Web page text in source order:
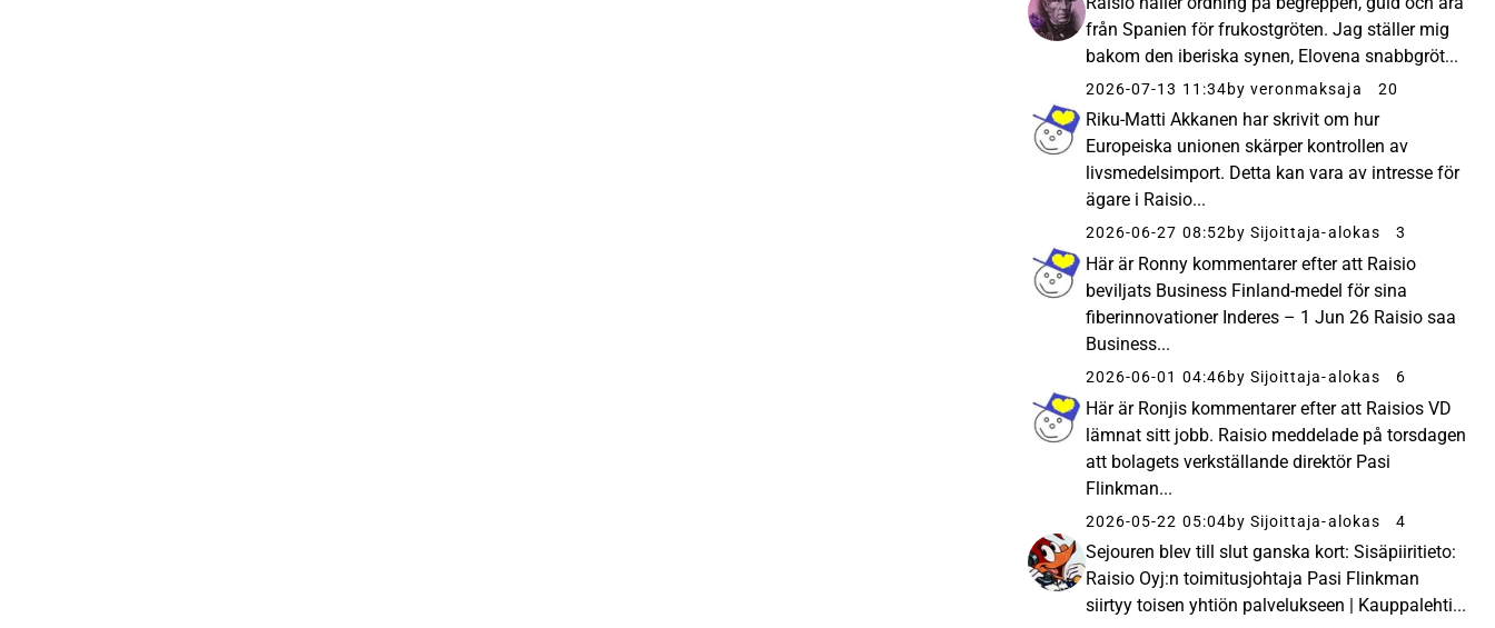
från Spanien för frukostgröten. Jag ställer mig
bakom den iberiska synen, Elovena snabbgröt...
2026-07-13 11:34by veronmaksaja 20
Riku-Matti Akkanen har skrivit om hur
Europeiska unionen skärper kontrollen av
livsmedelsimport. Detta kan vara av intresse för
ägare i Raisio...
2026-06-27 08:52by Sijoittaja-alokas 3
Här är Ronny kommentarer efter att Raisio
beviljats Business Finland-medel för sina
fiberinnovationer Inderes – 1 Jun 26 Raisio saa
Business...
2026-06-01 04:46by Sijoittaja-alokas 6
Här är Ronjis kommentarer efter att Raisios VD
lämnat sitt jobb. Raisio meddelade på torsdagen
att bolagets verkställande direktör Pasi
Flinkman...
2026-05-22 05:04by Sijoittaja-alokas 4
Sejouren blev till slut ganska kort: Sisäpiiritieto:
Raisio Oyj:n toimitusjohtaja Pasi Flinkman
siirtyy toisen yhtiön palvelukseen | Kauppalehti...